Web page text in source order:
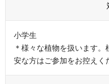
小学生
＊様々な植物を扱います
安な方はご参加をお控えく